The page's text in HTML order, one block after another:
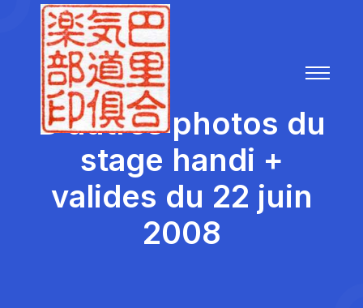
D’autres photos du
stage handi +
valides du 22 juin
2008